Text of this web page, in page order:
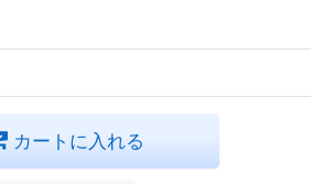
カートに入れる